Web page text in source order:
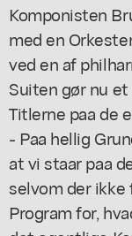
Komponisten
med en
ved en af
Suiten gør nu
Titlerne paa de
- Paa hellig
at vi staar paa
selvom der
Program for,